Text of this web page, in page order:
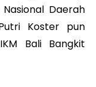
Daerah
Koster pun
Bali Bangkit